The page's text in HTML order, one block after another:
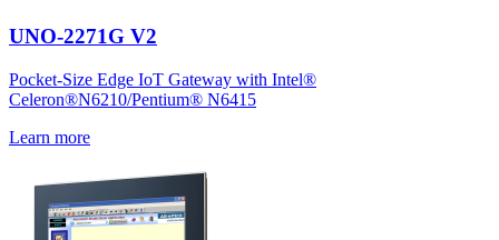
UNO-2271G V2
Pocket-Size Edge IoT Gateway with Intel®
Celeron®N6210/Pentium® N6415
Learn more